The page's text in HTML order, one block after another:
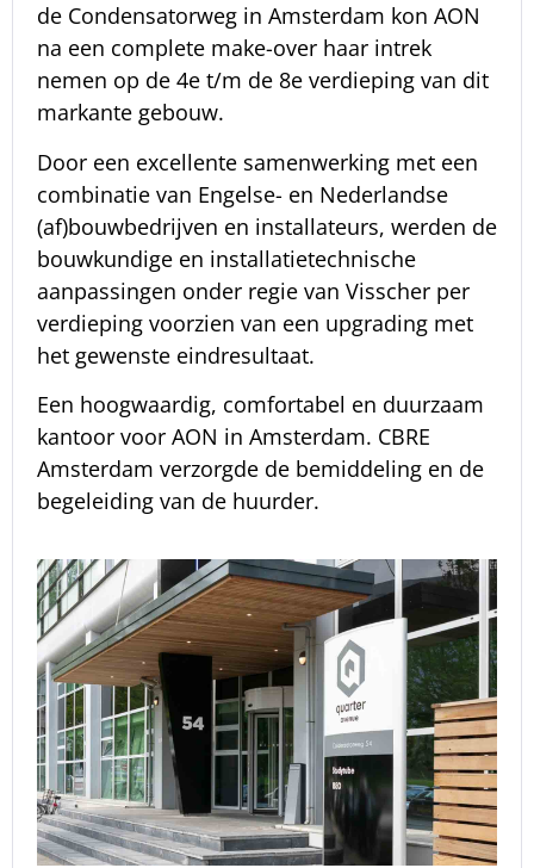
de Condensatorweg in Amsterdam kon AON
na een complete make-over haar intrek
nemen op de 4e t/m de 8e verdieping van dit
markante gebouw.
Door een excellente samenwerking met een
combinatie van Engelse- en Nederlandse
(af)bouwbedrijven en installateurs, werden de
bouwkundige en installatietechnische
aanpassingen onder regie van Visscher per
verdieping voorzien van een upgrading met
het gewenste eindresultaat.
Een hoogwaardig, comfortabel en duurzaam
kantoor voor AON in Amsterdam. CBRE
Amsterdam verzorgde de bemiddeling en de
begeleiding van de huurder.